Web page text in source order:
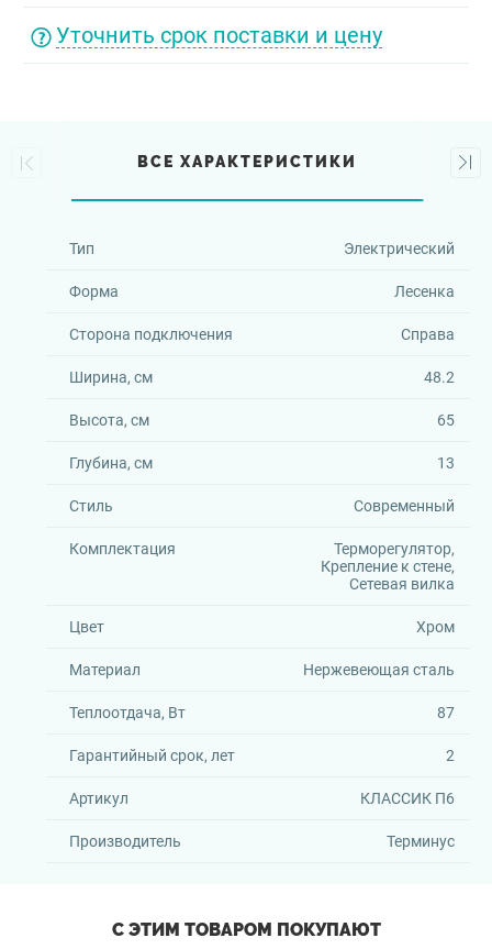
Уточнить срок поставки и цену
ВСЕ ХАРАКТЕРИСТИКИ
Тип Электрический
Форма Лесенка
Сторона подключения Справа
Ширина, см 48.2
Высота, см 65
Глубина, см 13
Стиль Современный
Комплектация
Терморегулятор,
Крепление к стене,
Сетевая вилка
Цвет Хром
Материал Нержевеющая сталь
Теплоотдача, Вт 87
Гарантийный срок, лет 2
Артикул КЛАССИК П6
Производитель Терминус
С ЭТИМ ТОВАРОМ ПОКУПАЮТ